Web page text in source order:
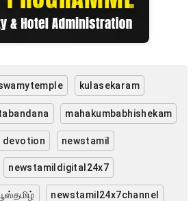
kulasekaram
mahakumbabhishekam
devotion newstamil
newstamildigital24x7
newstamil24x7channel